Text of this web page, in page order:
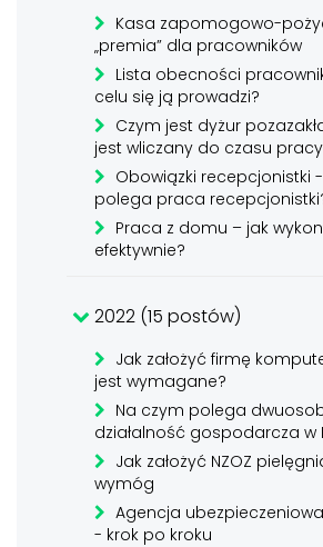
Kasa zapomogowo-
„premia” dla pracowników
Lista obecności
celu się ją prowadzi?
Czym jest dyżur
jest wliczany do czasu
Obowiązki recepcjonistki
polega praca
Praca z domu – jak
efektywnie?
2022 (15 postów)
Jak założyć firmę
jest wymagane?
Na czym polega
działalność gospodarcza w
Jak założyć NZOZ
wymóg
Agencja
- krok po kroku